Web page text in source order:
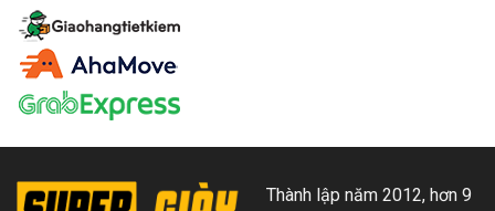
Thành lập năm 2012, hơn 9